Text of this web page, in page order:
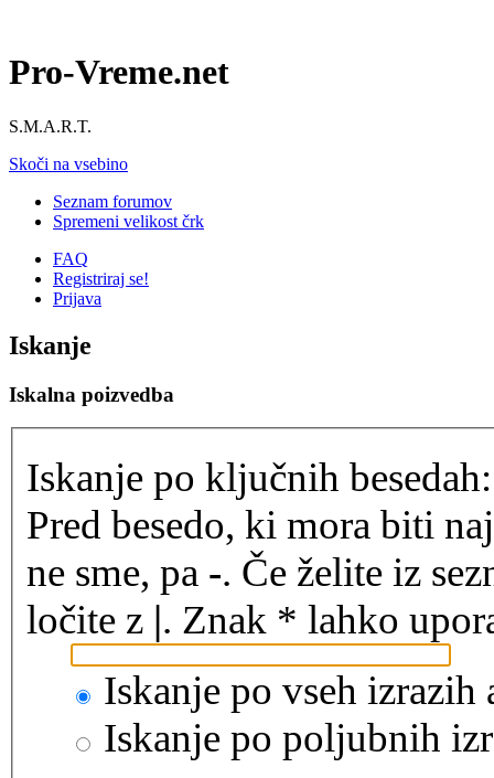
Pro-Vreme.net
S.M.A.R.T.
Skoči na vsebino
Seznam forumov
Spremeni velikost črk
FAQ
Registriraj se!
Prijava
Iskanje
Iskalna poizvedba
Iskanje po ključnih besedah:
Pred besedo, ki mora biti
ne sme, pa -. Če želite iz
ločite z |. Znak * lahko
Iskanje po vseh izrazih
Iskanje po poljubnih